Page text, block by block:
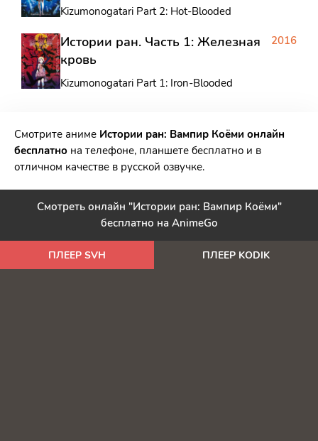
Kizumonogatari Part 2: Hot-Blooded
Истории ран. Часть 1: Железная
кровь
Kizumonogatari Part 1: Iron-Blooded
2016
Смотрите аниме Истории ран: Вампир Коёми онлайн
бесплатно на телефоне, планшете бесплатно и в
отличном качестве в русской озвучке.
Смотреть онлайн "Истории ран: Вампир Коёми"
бесплатно на AnimeGo
ПЛЕЕР SVH ПЛЕЕР KODIK